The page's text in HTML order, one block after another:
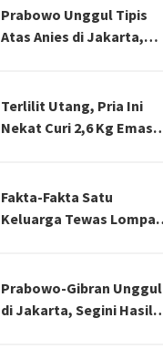
Effect
Prabowo Unggul Tipis
Atas Anies di Jakarta,
Terlilit Utang, Pria Ini
Nekat Curi 2,6 Kg Emas
Fakta-Fakta Satu
Keluarga Tewas Lompat
Kening
Prabowo-Gibran Unggul
di Jakarta, Segini Hasil